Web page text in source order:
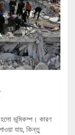
হলো ভূমিকম্প। কারণ
যায়, কিন্তু